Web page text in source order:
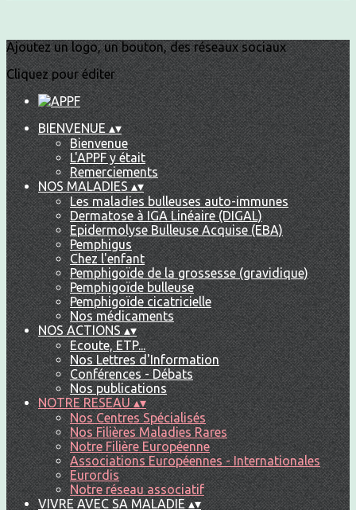
Ajoutez un logo, un bouton, des réseaux sociaux
Cliquez pour éditer
BIENVENUE▴▾
Bienvenue
L'APPF y était
Remerciements
NOS MALADIES▴▾
Les maladies bulleuses auto-immunes
Dermatose à IGA Linéaire (DIGAL)
Epidermolyse Bulleuse Acquise (EBA)
Pemphigus
Chez l'enfant
Pemphigoïde de la grossesse (gravidique)
Pemphigoïde bulleuse
Pemphigoïde cicatricielle
Nos médicaments
NOS ACTIONS▴▾
Ecoute, ETP...
Nos Lettres d'Information
Conférences - Débats
Nos publications
NOTRE RESEAU▴▾
Nos Centres Spécialisés
Nos Filières Maladies Rares
Notre Filière Européenne
Associations Européennes - Internationales
Eurordis
Notre réseau associatif
VIVRE AVEC SA MALADIE▴▾